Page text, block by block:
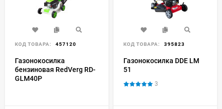
КОД ТОВАРА: 457120
Газонокосилка
бензиновая RedVerg RD-
GLM40P
КОД ТОВАРА: 395823
Газонокосилка DDE LM
51
3